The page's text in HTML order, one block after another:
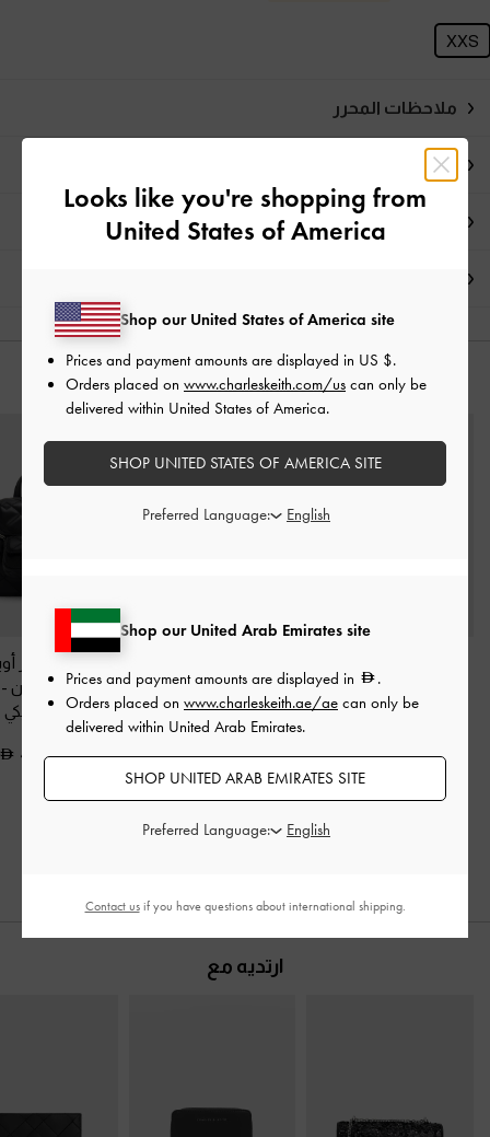
XXS
ملاحظات المحرر
تفاصيل المنتج وتعليمات العناية
العروض الحصرية
قد يعجبك آيضاً
ومقبض سلسلة وإبزيم
كريستالي-أسود
225.00
مُعاد تدويره -أسود
كلاسيكي
500.00
375.00
خصم 25%
حقيبة ظهر
بتصميم مبطّن
كلاسيكي
450.00
ارتديه مع
Looks like you're shopping from
United States of America
Shop our United Arab Emirates site
Prices and payment amounts are displayed in
.
Orders placed on www.charleskeith.ae/ae can only be
delivered within United Arab Emirates.
SHOP UNITED ARAB EMIRATES SITE
Preferred Language:
Shop our United States of America site
Prices and payment amounts are displayed in US $.
Orders placed on www.charleskeith.com/us can only be
delivered within United States of America.
SHOP UNITED STATES OF AMERICA SITE
Preferred Language:
Contact usif you have questions about international shipping.